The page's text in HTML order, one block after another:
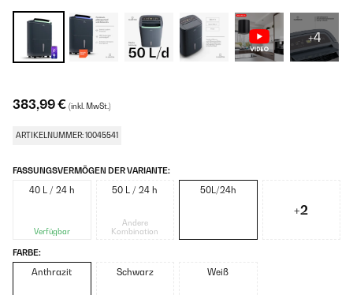
+4
383,99 € (inkl. MwSt.)
ARTIKELNUMMER: 10045541
FASSUNGSVERMÖGEN DER VARIANTE:
40 L / 24 h
Verfügbar
50 L / 24 h
Andere
Kombination
50L/24h
+2
FARBE:
Anthrazit Schwarz Weiß